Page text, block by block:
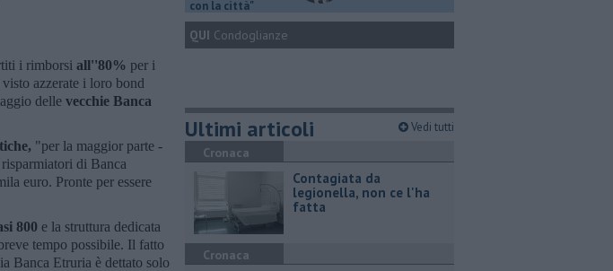
i rimborsi all''80% per i
azzerate i loro bond
delle vecchie Banca
"per la maggior parte -
di Banca
euro. Pronte per essere
800 e la struttura dedicata
tempo possibile. Il fatto
Banca Etruria è dettato solo
con la città"
QUI Condoglianze
Ultimi articoli Vedi tutti
Cronaca
Contagiata da
legionella, non ce l'ha
fatta
Cronaca